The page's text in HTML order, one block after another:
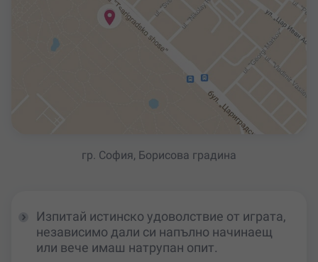
гр. София, Борисова градина
Изпитай истинско удоволствие от играта,
независимо дали си напълно начинаещ
или вече имаш натрупан опит.